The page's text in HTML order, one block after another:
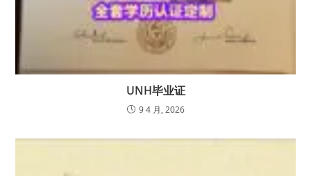
UNH毕业证
9 4 月, 2026